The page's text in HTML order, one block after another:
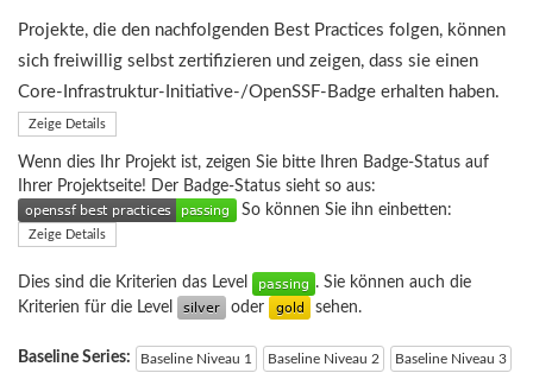
Projekte, die den nachfolgenden Best Practices folgen, können
sich freiwillig selbst zertifizieren und zeigen, dass sie einen
Core-Infrastruktur-Initiative-/OpenSSF-Badge erhalten haben.
Zeige Details
Wenn dies Ihr Projekt ist, zeigen Sie bitte Ihren Badge-Status auf
Ihrer Projektseite! Der Badge-Status sieht so aus:
So können Sie ihn einbetten:
Zeige Details
Dies sind die Kriterien das Level
. Sie können auch die
Kriterien für die Level
oder sehen.
Baseline Series: Baseline Niveau 1 Baseline Niveau 2 Baseline Niveau 3